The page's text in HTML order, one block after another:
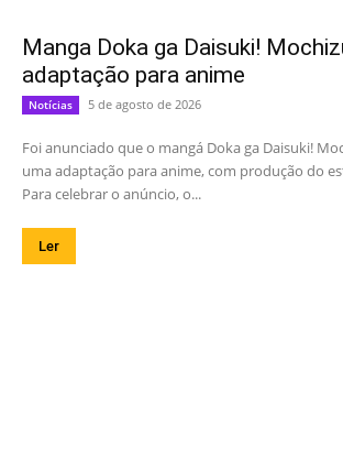
Manga Doka ga Daisuki!
adaptação para anime
Notícias 5 de agosto de 2026
Foi anunciado que o mangá Doka ga Daisuki!
uma adaptação para anime, com produção do
Para celebrar o anúncio, o...
Ler